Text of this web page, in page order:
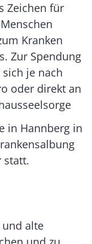
Zeichen für
Kranken
Zur Spendung
je nach
oder direkt an
in Hannberg in
statt.
und alte